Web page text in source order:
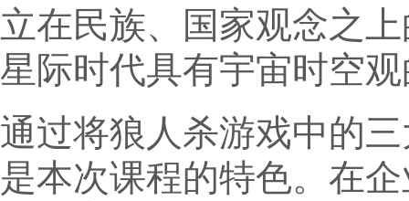
立在民族、国家观念之
星际时代具有宇宙时空
通过将狼人杀游戏中的
是本次课程的特色。在